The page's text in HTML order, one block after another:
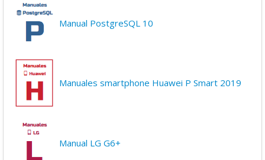
Manual PostgreSQL 10
Manuales smartphone Huawei P Smart 2019
Manual LG G6+